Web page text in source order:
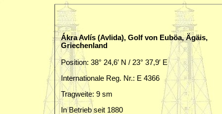
Ákra Avlís (Avlida), Golf von Euböa, Ägäis,
Griechenland
Position: 38° 24,6′ N / 23° 37,9′ E
Internationale Reg. Nr.: E 4366
Tragweite: 9 sm
In Betrieb seit 1880